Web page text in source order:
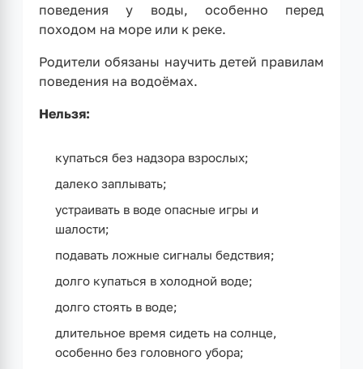
поведения у воды, особенно перед
походом на море или к реке.
Родители обязаны научить детей правилам
поведения на водоёмах.
Нельзя:
купаться без надзора взрослых;
далеко заплывать;
устраивать в воде опасные игры и
шалости;
подавать ложные сигналы бедствия;
долго купаться в холодной воде;
долго стоять в воде;
длительное время сидеть на солнце,
особенно без головного убора;